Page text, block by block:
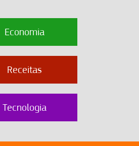
Economia
Receitas
Tecnologia